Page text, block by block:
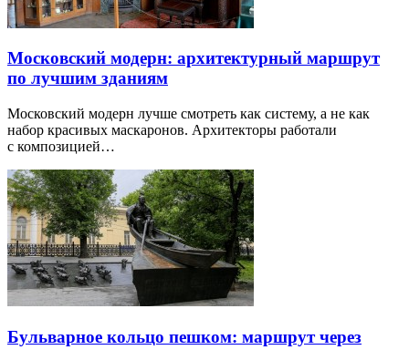
Московский модерн: архитектурный маршрут
по лучшим зданиям
Московский модерн лучше смотреть как систему, а не как
набор красивых маскаронов. Архитекторы работали
с композицией…
Бульварное кольцо пешком: маршрут через